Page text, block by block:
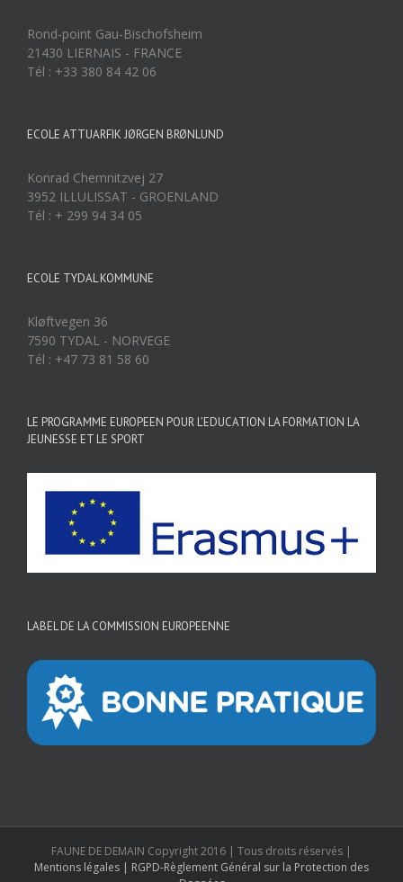
Rond-point Gau-Bischofsheim
21430 LIERNAIS - FRANCE
Tél : +33 380 84 42 06
ECOLE ATTUARFIK JØRGEN BRØNLUND
Konrad Chemnitzvej 27
3952 ILLULISSAT - GROENLAND
Tél : + 299 94 34 05
ECOLE TYDAL KOMMUNE
Kløftvegen 36
7590 TYDAL - NORVEGE
Tél : +47 73 81 58 60
LE PROGRAMME EUROPEEN POUR L’EDUCATION LA FORMATION LA
JEUNESSE ET LE SPORT
LABEL DE LA COMMISSION EUROPEENNE
FAUNE DE DEMAIN Copyright 2016 | Tous droits réservés |
Mentions légales | RGPD-Règlement Général sur la Protection des